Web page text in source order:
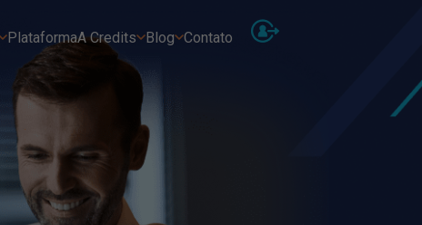
PlataformaA Credits Blog Contato